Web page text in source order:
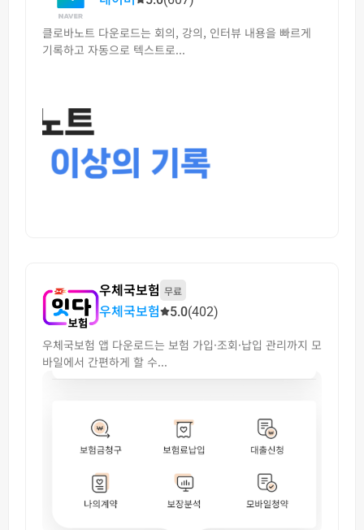
클로바노트 다운로드는 회의, 강의, 인터뷰 내용을 빠르게
기록하고 자동으로 텍스트로...
우체국보험 무료
우체국보험 5.0(402)
우체국보험 앱 다운로드는 보험 가입·조회·납입 관리까지 모
바일에서 간편하게 할 수...